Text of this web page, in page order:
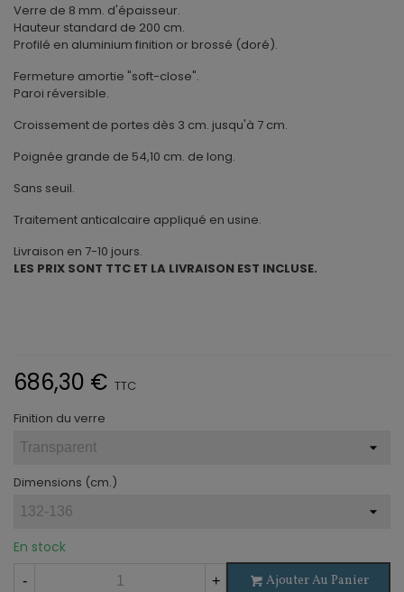
Verre de 8 mm. d'épaisseur.
Hauteur standard de 200 cm.
Profilé en aluminium finition or brossé (doré).
Fermeture amortie "soft-close".
Paroi réversible.
Croissement de portes dès 3 cm. jusqu'à 7 cm.
Poignée grande de 54,10 cm. de long.
Sans seuil.
Traitement anticalcaire appliqué en usine.
Livraison en 7-10 jours.
LES PRIX SONT TTC ET LA LIVRAISON EST INCLUSE.
686,30 € TTC
Finition du verre
Dimensions (cm.)
En stock
- + Ajouter Au Panier